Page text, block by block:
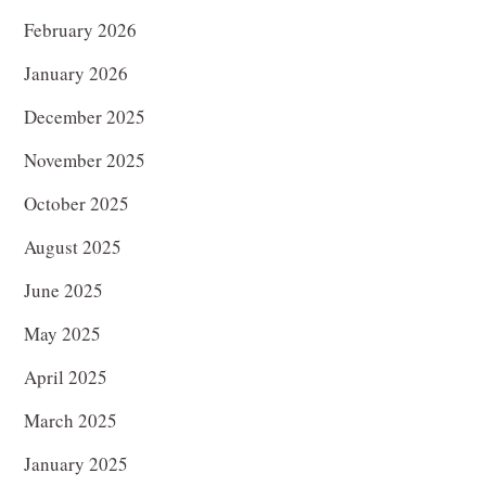
February 2026
January 2026
December 2025
November 2025
October 2025
August 2025
June 2025
May 2025
April 2025
March 2025
January 2025